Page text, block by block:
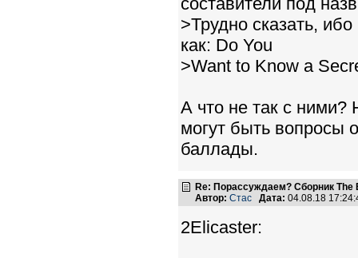
>Трудно сказать,
как: Do You
>Want to Know a
А что не так с ними?
могут быть вопросы
баллады.
Re: Порассуждаем? Сборник The
Автор: Стас Дата: 04.08.18
2Elicaster: